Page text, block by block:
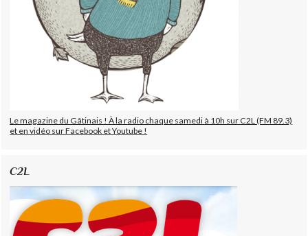
Le magazine du Gâtinais ! À la radio chaque samedi à 10h sur C2L (FM 89.3)
et en vidéo sur Facebook et Youtube !
C2L